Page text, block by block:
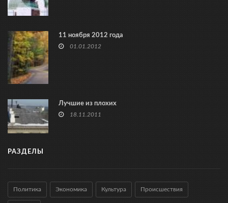
11 ноября 2012 года
01.01.2012
Лучшие из плохих
18.11.2011
РАЗДЕЛЫ
Политика Экономика Культура Происшествия